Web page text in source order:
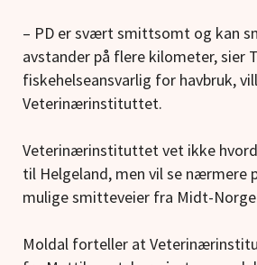
– PD er svært smittsomt og kan
avstander på flere kilometer, sier
fiskehelseansvarlig for havbruk,
Veterinærinstituttet.
Veterinærinstituttet vet ikke
til Helgeland, men vil se nærmere
mulige smitteveier fra Midt-
Moldal forteller at